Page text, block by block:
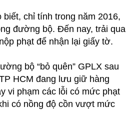
chỉ tính trong năm 2016,
đường bộ. Đến nay, trải qua
phạt để nhận lại giấy tờ.
bộ “bỏ quên” GPLX sau
HCM đang lưu giữ hàng
vi phạm các lỗi có mức phạt
có nồng độ cồn vượt mức